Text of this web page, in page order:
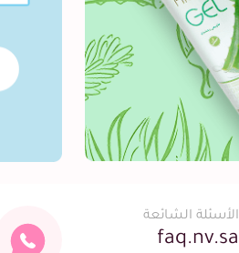
الأسئلة الشائعة
faq.nv.sa